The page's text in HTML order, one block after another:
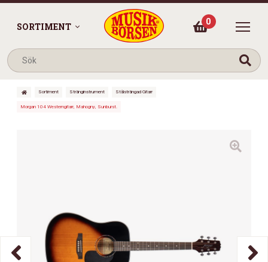
SORTIMENT 0
Sortiment Stränginstrument Stålsträngad Gitarr
Morgan 104 Westerngitarr, Mahogny, Sunburst.